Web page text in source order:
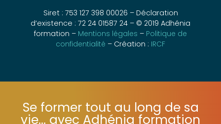
Siret : 753 127 398 00026 – Déclaration
d’existence : 72 24 01587 24 – © 2019 Adhénia
formation –Mentions légales– Politique de
Se former tout au long de sa